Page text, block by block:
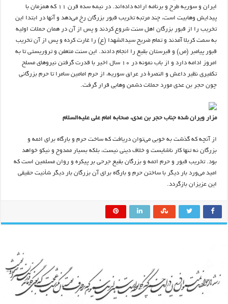
ایران و سوریه طرح و برنامه ارائه داده‌اند. در نیمه سده قرن ۱۱ که همزمان با
پیدایش وهابیت است، چند مرتبه تخریب قبور بزرگان رخ می‌دهد و آنها در ابتدا این
تخریب را از قبور بزرگان اهل سنت شروع کردند و پس از آن در همان حملات اولیه
به سمت کربلا آمدند و تمام ضریح سیدالشهدا (ع) را غارت کرده و پس از آن تخریب
قبور پیامبر (ص) و قبرستان بقیع را انجام دادند. این سنت متعفن و تروریستی تا به
امروز ادامه دارد و از باب نمونه در ۱۰ سال اخیر با قدرت گرفتن نیروهای مسلح
تکفیری نظیر داعش و النصرة در عراق سوریه، از حرم امامین سامرا تا حرم بزرگانی
چون حجر بن‌ عدی مورد حملات دشمن وهابی قرار گرفت.
مزار ویران شده جناب حجر بن‌ عدی، صحابه امام علی علیه‌السلام
از آنچه که گذشت به خوبی می‌توان دریافت که ساخت حرم و بارگاه برای ائمه و
بزرگان نه تنها کار ناشایست و خلاف دینی نیست، بلکه بسیار ممدوح و نیکو خواهد
بود. تخریب قبور و حرم ائمه و بزرگان بقیع جرحی بر پیکره و روان مسلمین است که
امید می‌ورد بار دیگر با ساختن حرم و بارگاه برای آن بزرگان بار دیگر شأنیت حقیقی
این عزیزان بازگردد.